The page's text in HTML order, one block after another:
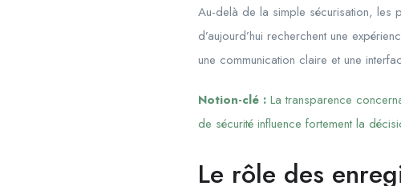
Au-delà de la simple sécurisation, les
d’aujourd’hui recherchent une
une communication claire et une
Notion-clé : La transparence
de sécurité influence fortement la
Le rôle des